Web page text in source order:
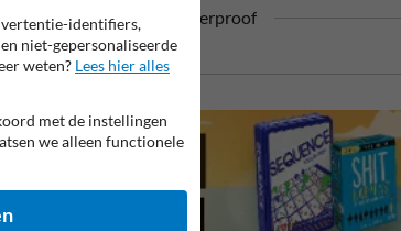
laminaat 99% Hufterproof
identifiers,
niet-gepersonaliseerde
weten? Lees hier alles
met de instellingen
we alleen functionele